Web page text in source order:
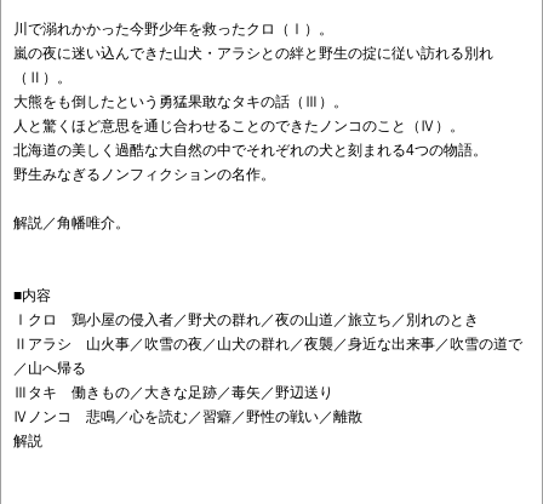
川で溺れかかった今野少年を救ったクロ（Ⅰ）。
嵐の夜に迷い込んできた山犬・アラシとの絆と野生の掟に従い訪れる別れ
（Ⅱ）。
大熊をも倒したという勇猛果敢なタキの話（Ⅲ）。
人と驚くほど意思を通じ合わせることのできたノンコのこと（Ⅳ）。
北海道の美しく過酷な大自然の中でそれぞれの犬と刻まれる4つの物語。
野生みなぎるノンフィクションの名作。
解説／角幡唯介。
■内容
Ⅰクロ 鶏小屋の侵入者／野犬の群れ／夜の山道／旅立ち／別れのとき
Ⅱアラシ 山火事／吹雪の夜／山犬の群れ／夜襲／身近な出来事／吹雪の道で
／山へ帰る
Ⅲタキ 働きもの／大きな足跡／毒矢／野辺送り
Ⅳノンコ 悲鳴／心を読む／習癖／野性の戦い／離散
解説